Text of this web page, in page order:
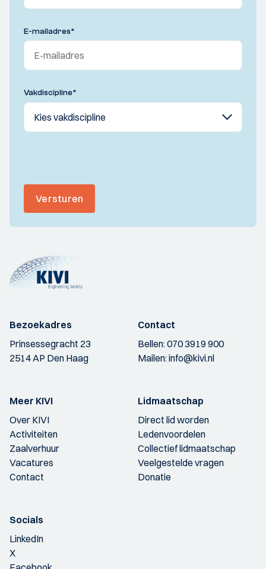
E-mailadres*
Vakdiscipline*
Versturen
Bezoekadres
Prinsessegracht 23
2514 AP Den Haag
Contact
Bellen:070 3919 900
Mailen:info@kivi.nl
Meer KIVI
Over KIVI
Activiteiten
Zaalverhuur
Vacatures
Contact
Lidmaatschap
Direct lid worden
Ledenvoordelen
Collectief lidmaatschap
Veelgestelde vragen
Donatie
Socials
LinkedIn
X